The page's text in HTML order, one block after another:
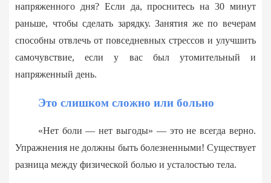
напряженного дня? Если да, проснитесь на 30 минут
раньше, чтобы сделать зарядку. Занятия же по вечерам
способны отвлечь от повседневных стрессов и улучшить
самочувствие, если у вас был утомительный и
напряженный день.
Это слишком сложно или больно
«Нет боли — нет выгоды» — это не всегда верно.
Упражнения не должны быть болезненными! Существует
разница между физической болью и усталостью тела.